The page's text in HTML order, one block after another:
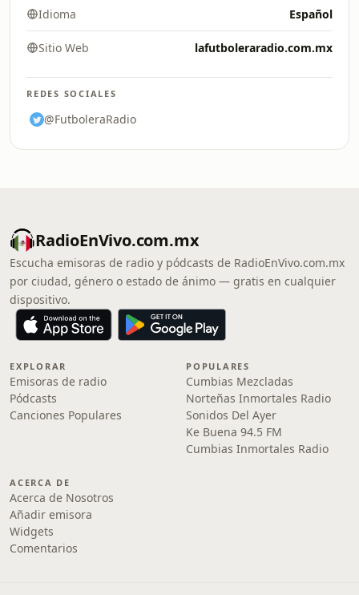
Idioma Español
Sitio Web lafutboleraradio.com.mx
REDES SOCIALES
@FutboleraRadio
RadioEnVivo.com.mx
Escucha emisoras de radio y pódcasts de RadioEnVivo.com.mx
por ciudad, género o estado de ánimo — gratis en cualquier
dispositivo.
EXPLORAR
Emisoras de radio
Pódcasts
Canciones Populares
POPULARES
Cumbias Mezcladas
Norteñas Inmortales Radio
Sonidos Del Ayer
Ke Buena 94.5 FM
Cumbias Inmortales Radio
ACERCA DE
Acerca de Nosotros
Añadir emisora
Widgets
Comentarios